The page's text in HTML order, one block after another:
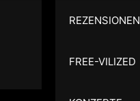
REZENSIONEN
FREE-VILIZED